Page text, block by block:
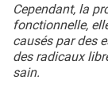
Cependant, la
fonctionnelle,
causés par des
des radicaux
sain.